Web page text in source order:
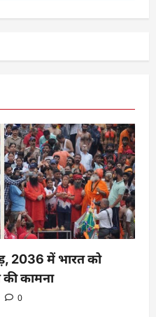
2036 में भारत को
कामना
0